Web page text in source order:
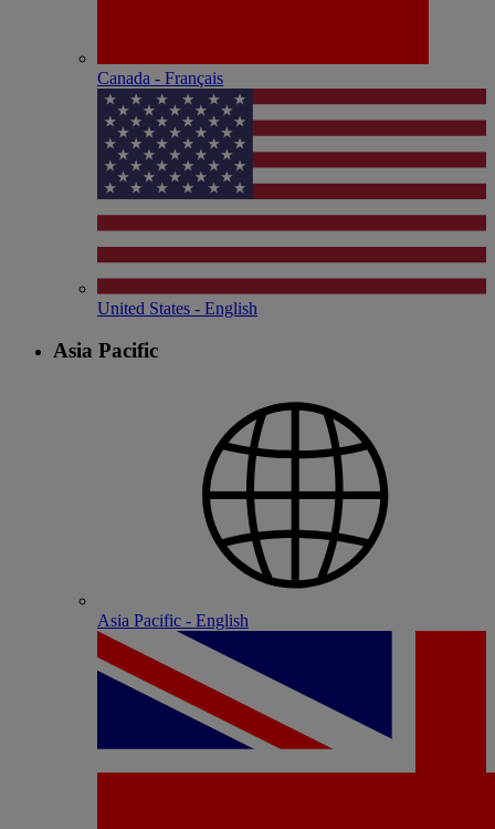
Canada - Français
United States - English
Asia Pacific
Asia Pacific - English